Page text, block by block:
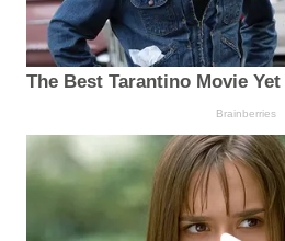
The Best Tarantino Movie Yet
Brainberries